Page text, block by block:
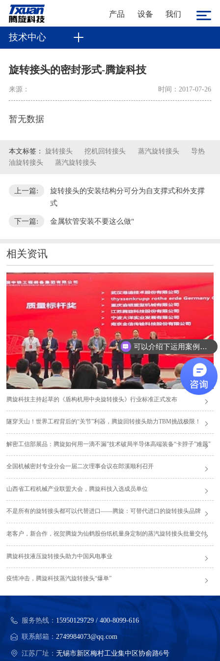
产品 设备 我们
技术中心
旋转接头的密封形式-腾旋科技
来源： 时间：2017-07-26
暂无数据
本文标签： 旋转接头 挖机回转接头 蒸汽旋转接头
导热
油旋转接头
蒸汽旋转接头
上一篇:
旋转接头的安装结构分可分为自支撑式和外支撑
式
下一篇: 金属软管安装不要这么做"
相关资讯
腾旋科技主持起草的《盾构机用中央旋转接头》行业标准正式发布
隧穿天山！世界工程背后的“关节”利器，腾旋回转接头助力TBM挑战极限！
解密工信部展品：腾旋如何用一滴不漏"技术破局半导体高端装备“卡脖子”难题"
全国机械密封专业分会一届二次理事会议在郎溪顺利召开
山西省工程机械产业联盟大会，腾旋科技入选成员单位
不是所有的旋转接头都可以代替进口——腾旋：可替代进口的旋转接头品牌
老客户，新合作，祝贺腾旋为仙鹤股份纸机量身定制的蒸汽旋转接头批量交付
腾旋科技液压旋转接头助力中国风电事业
疫情冲击，腾旋科技蒸汽旋转接头“爆单”
服务热线： 15950129729 / 400-8099-616
联系邮箱：2749984073@qq.com
江苏厂址：无锡市新区梅村工业集中区协俞路6号
可以介绍下运用案例么？